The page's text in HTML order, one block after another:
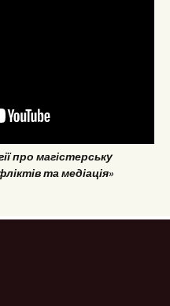
про магістерську
та медіація»